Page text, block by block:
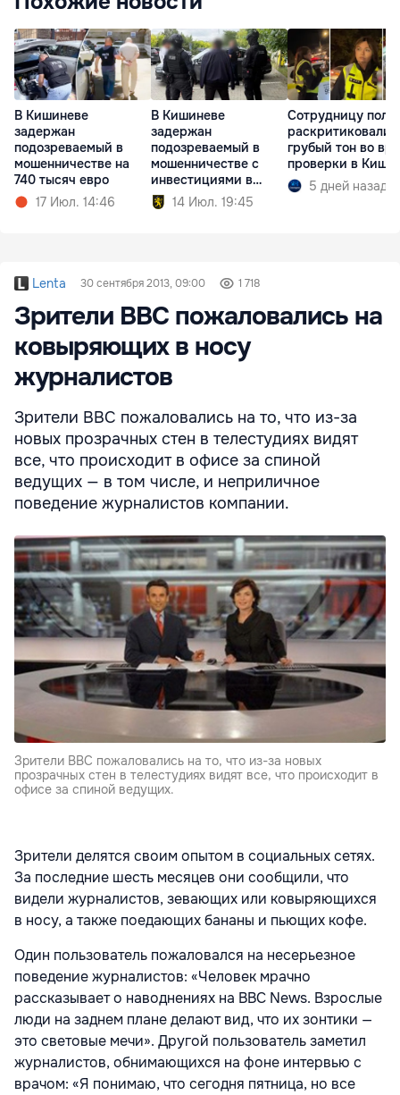
В Кишиневе
задержан
подозреваемый в
мошенничестве на
740 тысяч евро
17 Июл. 14:46
В Кишиневе
задержан
подозреваемый в
мошенничестве с
инвестициями в
недвижимость
14 Июл. 19:45
Сотрудницу
раскритиковали
грубый тон во
проверки в
5 дней назад
Lenta 30 сентября 2013, 09:00 1 718
Зрители ВВС пожаловались на
ковыряющих в носу
журналистов
Зрители ВВС пожаловались на то, что из-за
новых прозрачных стен в телестудиях видят
все, что происходит в офисе за спиной
ведущих — в том числе, и неприличное
поведение журналистов компании.
Зрители ВВС пожаловались на то, что из-за новых
прозрачных стен в телестудиях видят все, что происходит в
офисе за спиной ведущих.
Зрители делятся своим опытом в социальных сетях.
За последние шесть месяцев они сообщили, что
видели журналистов, зевающих или ковыряющихся
в носу, а также поедающих бананы и пьющих кофе.
Один пользователь пожаловался на несерьезное
поведение журналистов: «Человек мрачно
рассказывает о наводнениях на BBC News. Взрослые
люди на заднем плане делают вид, что их зонтики —
это световые мечи». Другой пользователь заметил
журналистов, обнимающихся на фоне интервью с
врачом: «Я понимаю, что сегодня пятница, но все